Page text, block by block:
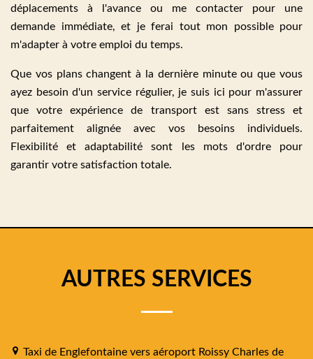
déplacements à l'avance ou me contacter pour une
demande immédiate, et je ferai tout mon possible pour
m'adapter à votre emploi du temps.
Que vos plans changent à la dernière minute ou que vous
ayez besoin d'un service régulier, je suis ici pour m'assurer
que votre expérience de transport est sans stress et
parfaitement alignée avec vos besoins individuels.
Flexibilité et adaptabilité sont les mots d'ordre pour
garantir votre satisfaction totale.
AUTRES SERVICES
Taxi de Englefontaine vers aéroport Roissy Charles de